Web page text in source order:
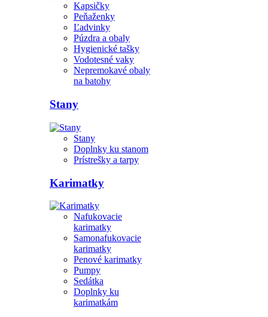
Kapsičky
Peňaženky
Ľadvinky
Púzdra a obaly
Hygienické tašky
Vodotesné vaky
Nepremokavé obaly
na batohy
Stany
Stany
Doplnky ku stanom
Prístrešky a tarpy
Karimatky
Nafukovacie
karimatky
Samonafukovacie
karimatky
Penové karimatky
Pumpy
Sedátka
Doplnky ku
karimatkám